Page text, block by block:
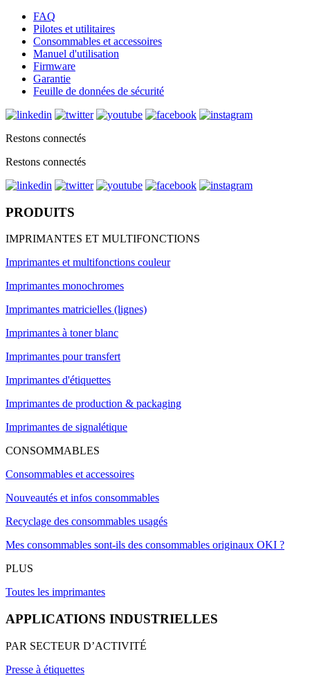
FAQ
Pilotes et utilitaires
Consommables et accessoires
Manuel d'utilisation
Firmware
Garantie
Feuille de données de sécurité
Restons connectés
Restons connectés
PRODUITS
IMPRIMANTES ET MULTIFONCTIONS
Imprimantes et multifonctions couleur
Imprimantes monochromes
Imprimantes matricielles (lignes)
Imprimantes à toner blanc
Imprimantes pour transfert
Imprimantes d'étiquettes
Imprimantes de production & packaging
Imprimantes de signalétique
CONSOMMABLES
Consommables et accessoires
Nouveautés et infos consommables
Recyclage des consommables usagés
Mes consommables sont-ils des consommables originaux OKI ?
PLUS
Toutes les imprimantes
APPLICATIONS INDUSTRIELLES
PAR SECTEUR D’ACTIVITÉ
Presse à étiquettes